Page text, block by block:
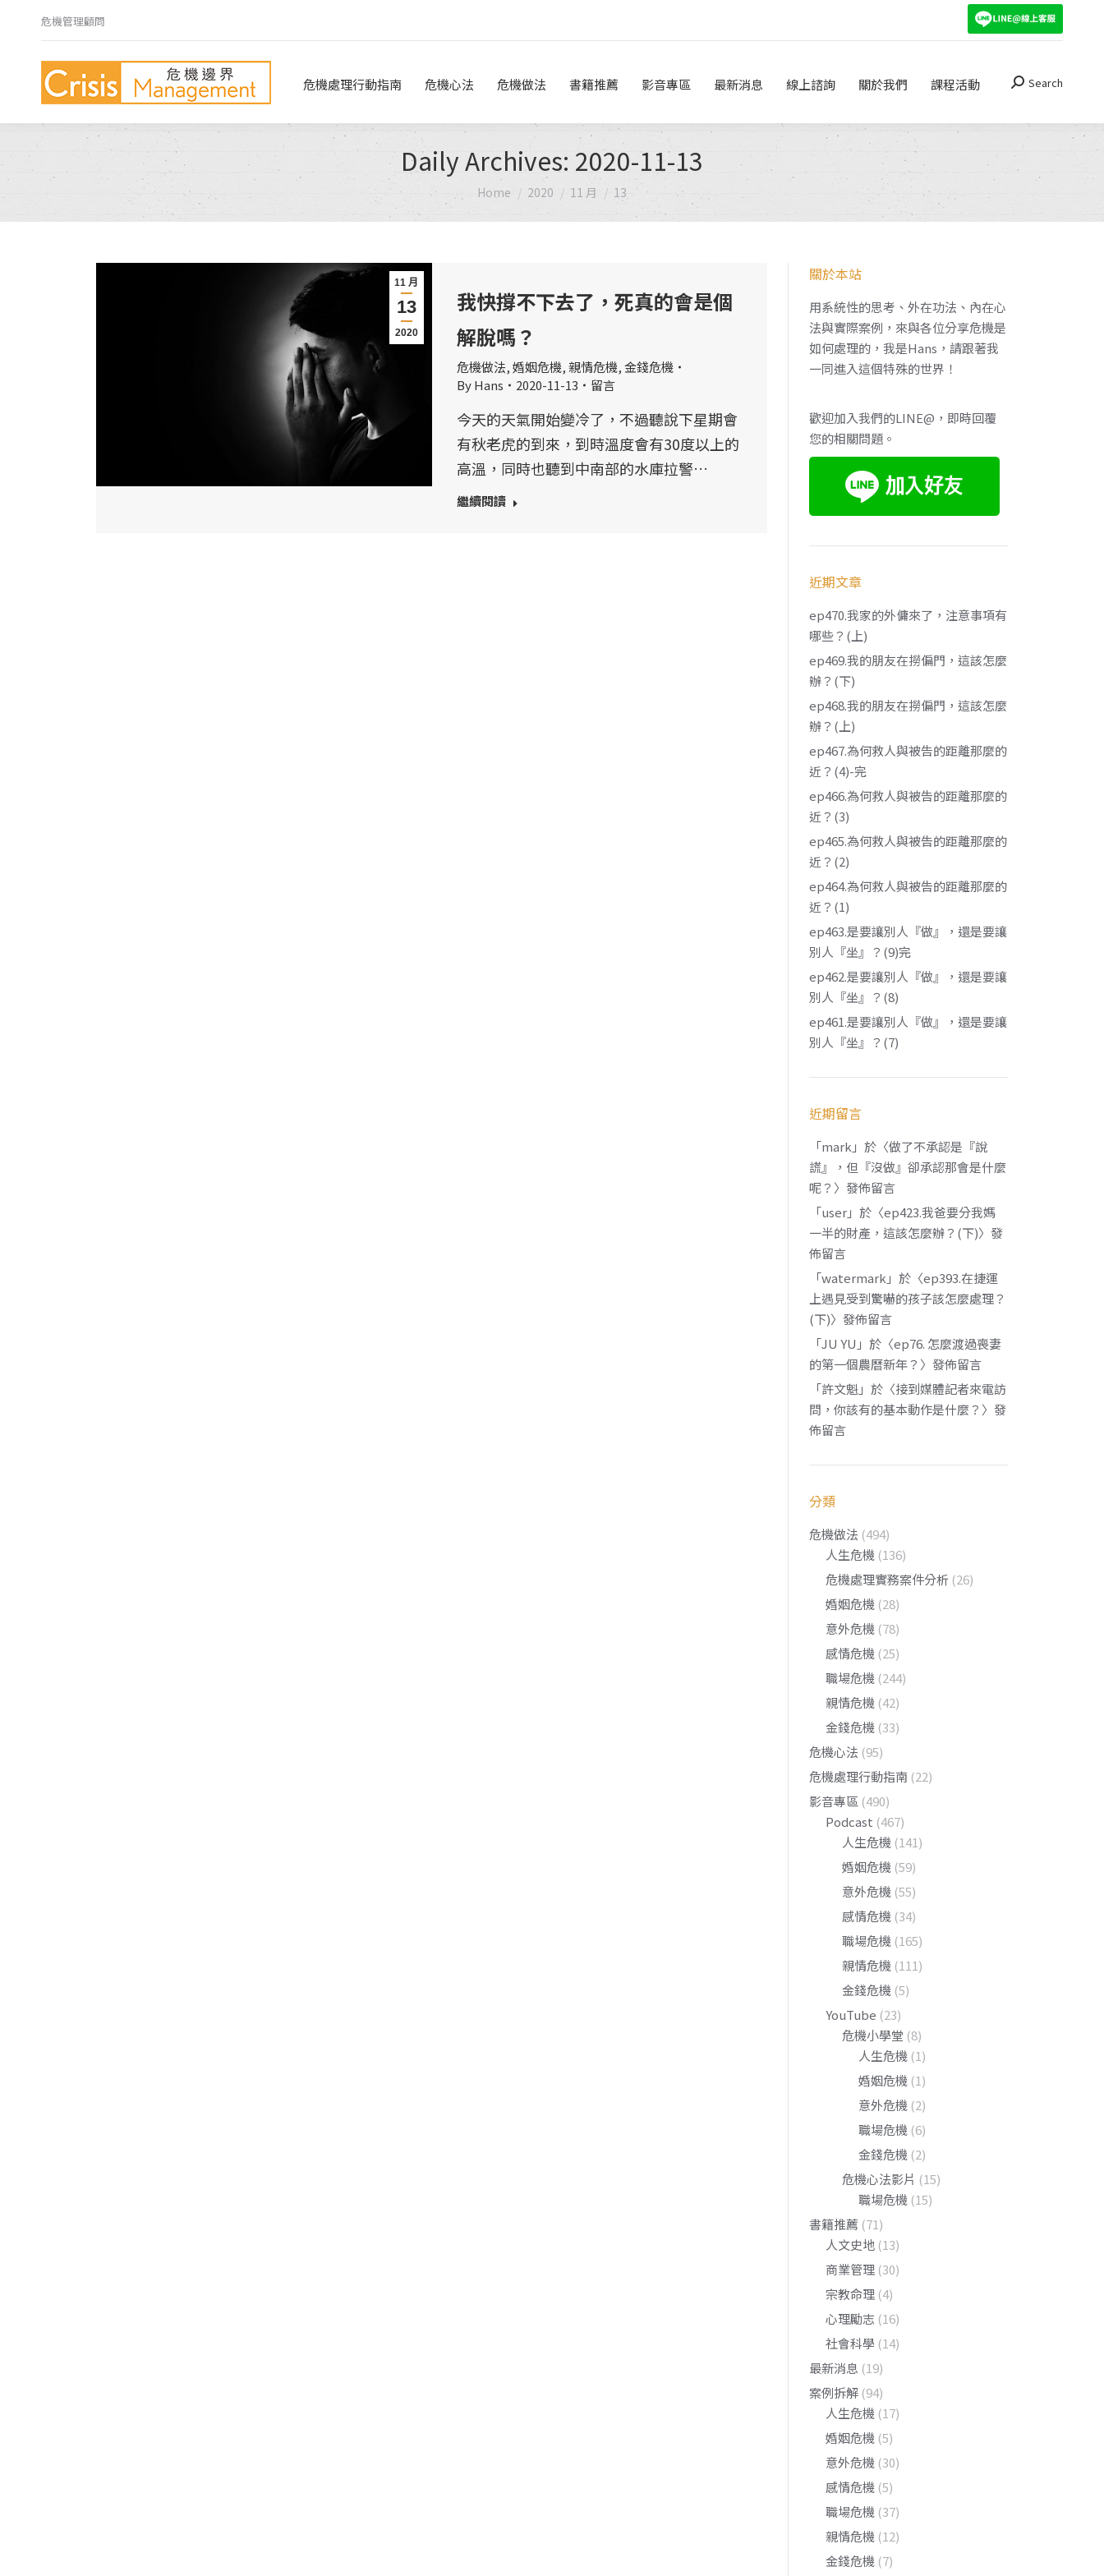
危機管理顧問
危機處理行動指南 危機心法 危機做法 書籍推薦 影音專區 最新消息 線上諮詢 關於我們 課程活動 Search:
Search
Daily Archives: 2020-11-13
You are here:
Home 2020 11 月 13
11 月
13
2020
我快撐不下去了，死真的會是個
解脫嗎？
危機做法,婚姻危機,親情危機,金錢危機
ByHans 2020-11-13 留言
今天的天氣開始變冷了，不過聽說下星期會
有秋老虎的到來，到時溫度會有30度以上的
高溫，同時也聽到中南部的水庫拉警…
繼續閱讀
關於本站
用系統性的思考、外在功法、內在心
法與實際案例，來與各位分享危機是
如何處理的，我是Hans，請跟著我
一同進入這個特殊的世界！
歡迎加入我們的LINE@，即時回覆
您的相關問題。
近期文章
ep470.我家的外傭來了，注意事項有
哪些？(上)
ep469.我的朋友在撈偏門，這該怎麼
辦？(下)
ep468.我的朋友在撈偏門，這該怎麼
辦？(上)
ep467.為何救人與被告的距離那麼的
近？(4)-完
ep466.為何救人與被告的距離那麼的
近？(3)
ep465.為何救人與被告的距離那麼的
近？(2)
ep464.為何救人與被告的距離那麼的
近？(1)
ep463.是要讓別人『做』，還是要讓
別人『坐』？(9)完
ep462.是要讓別人『做』，還是要讓
別人『坐』？(8)
ep461.是要讓別人『做』，還是要讓
別人『坐』？(7)
近期留言
「mark 」於〈做了不承認是『說
謊』，但『沒做』卻承認那會是什麼
呢？ 〉發佈留言
「user」於〈ep423.我爸要分我媽
一半的財產，這該怎麼辦？(下)〉發
佈留言
「watermark 」於〈ep393.在捷運
上遇見受到驚嚇的孩子該怎麼處理？
(下)〉發佈留言
「JU YU 」於〈ep76. 怎麼渡過喪妻
的第一個農曆新年？ 〉發佈留言
「許文魁」於〈接到媒體記者來電訪
問，你該有的基本動作是什麼？ 〉發
佈留言
分類
危機做法 (494)
人生危機 (136)
危機處理實務案件分析 (26)
婚姻危機 (28)
意外危機 (78)
感情危機 (25)
職場危機 (244)
親情危機 (42)
金錢危機 (33)
危機心法 (95)
危機處理行動指南 (22)
影音專區 (490)
Podcast (467)
人生危機 (141)
婚姻危機 (59)
意外危機 (55)
感情危機 (34)
職場危機 (165)
親情危機 (111)
金錢危機 (5)
YouTube (23)
危機小學堂 (8)
人生危機 (1)
婚姻危機 (1)
意外危機 (2)
職場危機 (6)
金錢危機 (2)
危機心法影片 (15)
職場危機 (15)
書籍推薦 (71)
人文史地 (13)
商業管理 (30)
宗教命理 (4)
心理勵志 (16)
社會科學 (14)
最新消息 (19)
案例拆解 (94)
人生危機 (17)
婚姻危機 (5)
意外危機 (30)
感情危機 (5)
職場危機 (37)
親情危機 (12)
金錢危機 (7)